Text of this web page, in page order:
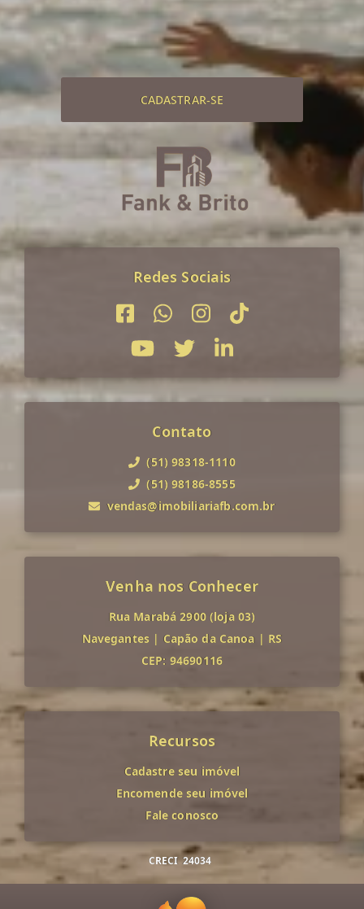
CADASTRAR-SE
Redes Sociais
Contato
(51) 98318-1110
(51) 98186-8555
vendas@imobiliariafb.com.br
Venha nos Conhecer
Rua Marabá 2900 (loja 03)
Navegantes | Capão da Canoa | RS
CEP: 94690116
Recursos
Cadastre seu imóvel
Encomende seu imóvel
Fale conosco
CRECI 24034